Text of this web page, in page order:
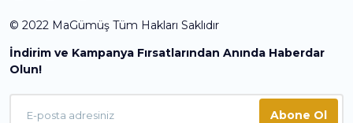
© 2022 MaGümüş Tüm Hakları Saklıdır
İndirim ve Kampanya Fırsatlarından Anında Haberdar
Olun!
Abone Ol